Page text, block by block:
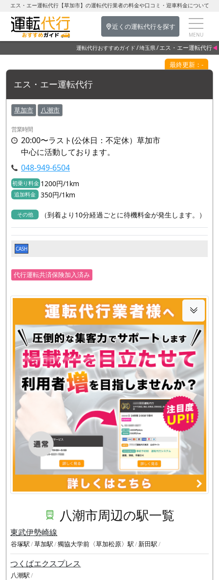
エス・エー運転代行【草加市】の運転代行業者の料金や口コミ・迎車料金について
近くの運転代行を探す
運転代行おすすめガイド 埼玉県 エス・エー運転代行
最終更新：-
エス・エー運転代行
草加市 八潮市
営業時間
20:00〜ラスト(公休日：不定休）草加市
中心に活動しております。
048-949-6504
初乗り料金 1200円/1km
追加料金 350円/1km
その他 （到着より10分経過ごとに待機料金が発生します。）
CASH
代行運転共済保険加入済み
八潮市周辺の駅一覧
東武伊勢崎線
谷塚駅 草加駅 獨協大学前〈草加松原〉駅 新田駅
つくばエクスプレス
八潮駅